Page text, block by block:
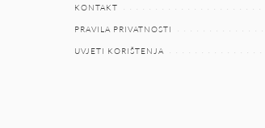
KONTAKT
PRAVILA PRIVATNOSTI
UVJETI KORIŠTENJA